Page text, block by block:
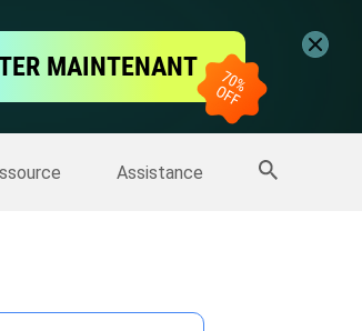
MAINTENANT
Assistance
>>Plus de produits